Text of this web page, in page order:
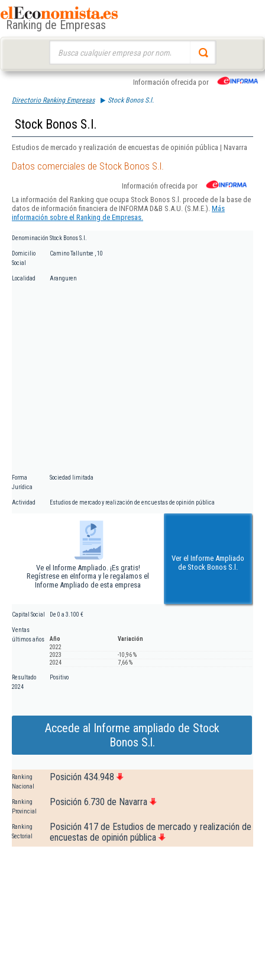
Ranking de Empresas
Información ofrecida por
Directorio Ranking Empresas Stock Bonos S.l.
Stock Bonos S.l.
Estudios de mercado y realización de encuestas de opinión pública | Navarra
Datos comerciales de Stock Bonos S.l.
Información ofrecida por
La información del Ranking que ocupa Stock Bonos S.l. procede de la base de
datos de información financiera de INFORMA D&B S.A.U. (S.M.E.). Más
información sobre el Ranking de Empresas.
Denominación Stock Bonos S.l.
Domicilio
Social
Camino Talluntxe , 10
Localidad Aranguren
Forma
Jurídica
Sociedad limitada
Actividad Estudios de mercado y realización de encuestas de opinión pública
Ve el Informe Ampliado. ¡Es gratis!
Regístrese en eInforma y le regalamos el
Informe Ampliado de esta empresa
Ver el Informe Ampliado
de Stock Bonos S.l.
Capital Social De 0 a 3.100 €
Ventas
últimos años
Año
Variación
2022
2023
-10,96 %
2024
7,66 %
Resultado
2024
Positivo
Accede al Informe ampliado de Stock
Bonos S.l.
Ranking
Nacional
Posición 434.948
Ranking
Provincial
Posición 6.730 de Navarra
Ranking
Sectorial
Posición 417 de Estudios de mercado y realización de
encuestas de opinión pública